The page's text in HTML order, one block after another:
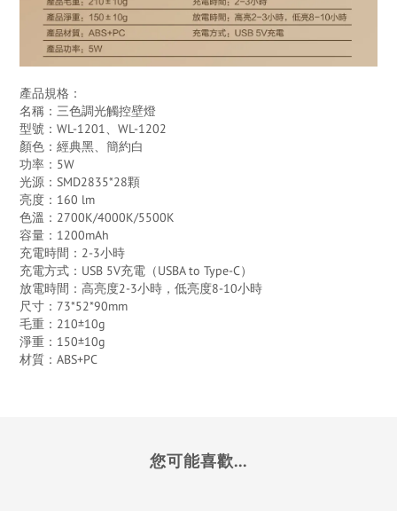
產品規格：
名稱：三色調光觸控壁燈
型號：WL-1201、WL-1202
顏色：經典黑、簡約白
功率：5W
光源：SMD2835*28顆
亮度：160 lm
色溫：2700K/4000K/5500K
容量：1200mAh
充電時間：2-3小時
充電方式：USB 5V充電（USBA to Type-C）
放電時間：高亮度2-3小時，低亮度8-10小時
尺寸：73*52*90mm
毛重：210±10g
淨重：150±10g
材質：ABS+PC
您可能喜歡...